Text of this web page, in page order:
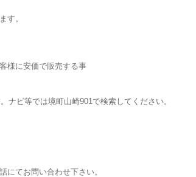
す。
様に安価で販売する事
ナビ等では境町山崎901で検索してください。
にてお問い合わせ下さい。